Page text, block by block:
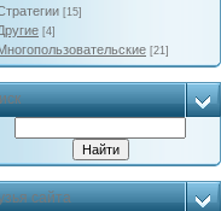
[15]
[4]
[21]
сайта